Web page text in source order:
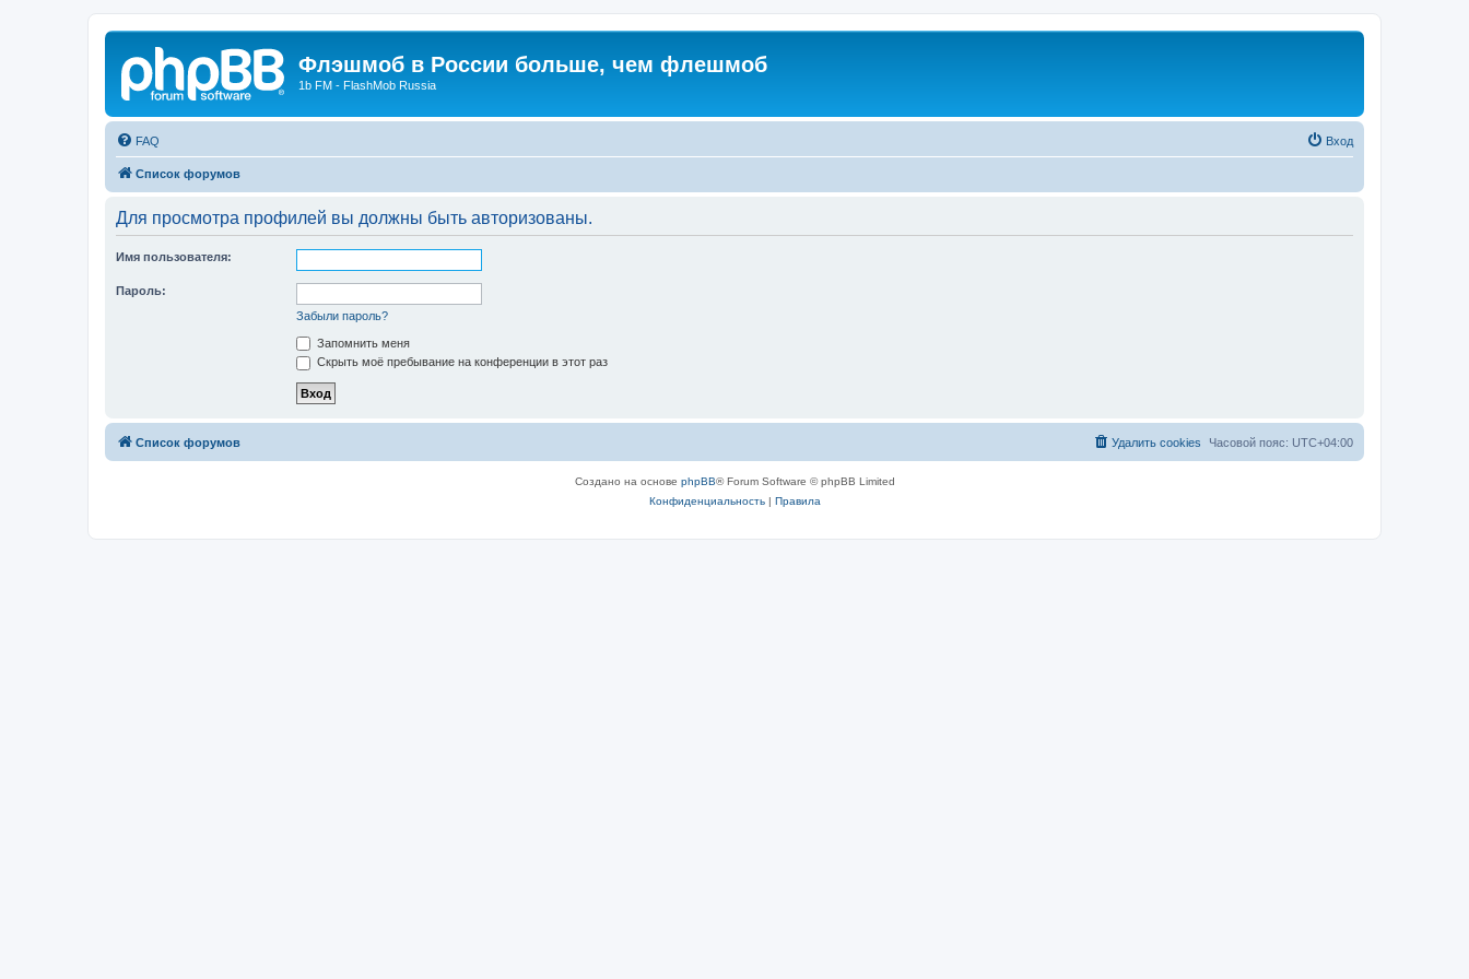
Флэшмоб в России больше, чем флешмоб
1b FM - FlashMob Russia
FAQ Вход
Список форумов
Для просмотра профилей вы должны быть авторизованы.
Имя пользователя:
Пароль:
Забыли пароль?
Запомнить меня
Скрыть моё пребывание на конференции в этот раз
Список форумов Часовой пояс: UTC+04:00
Удалить cookies
Создано на основе phpBB® Forum Software © phpBB Limited
Конфиденциальность| Правила